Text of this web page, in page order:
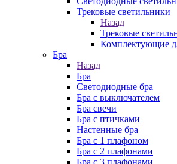
Трековые светильники
Назад
Трековые
Комплектующие
Бра
Назад
Бра
Светодиодные бра
Бра с выключателем
Бра свечи
Бра с птичками
Настенные бра
Бра с 1 плафоном
Бра с 2 плафонами
Бра с 3 плафонами